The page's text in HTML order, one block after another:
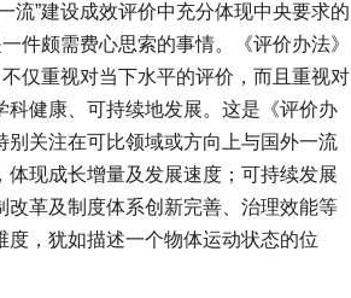
流”建设成效评价中充分体现中央要求的
件颇需费心思索的事情。《评价办法》
仅重视对当下水平的评价，而且重视对
健康、可持续地发展。这是《评价办
关注在可比领域或方向上与国外一流
现成长增量及发展速度；可持续发展
革及制度体系创新完善、治理效能等
，犹如描述一个物体运动状态的位